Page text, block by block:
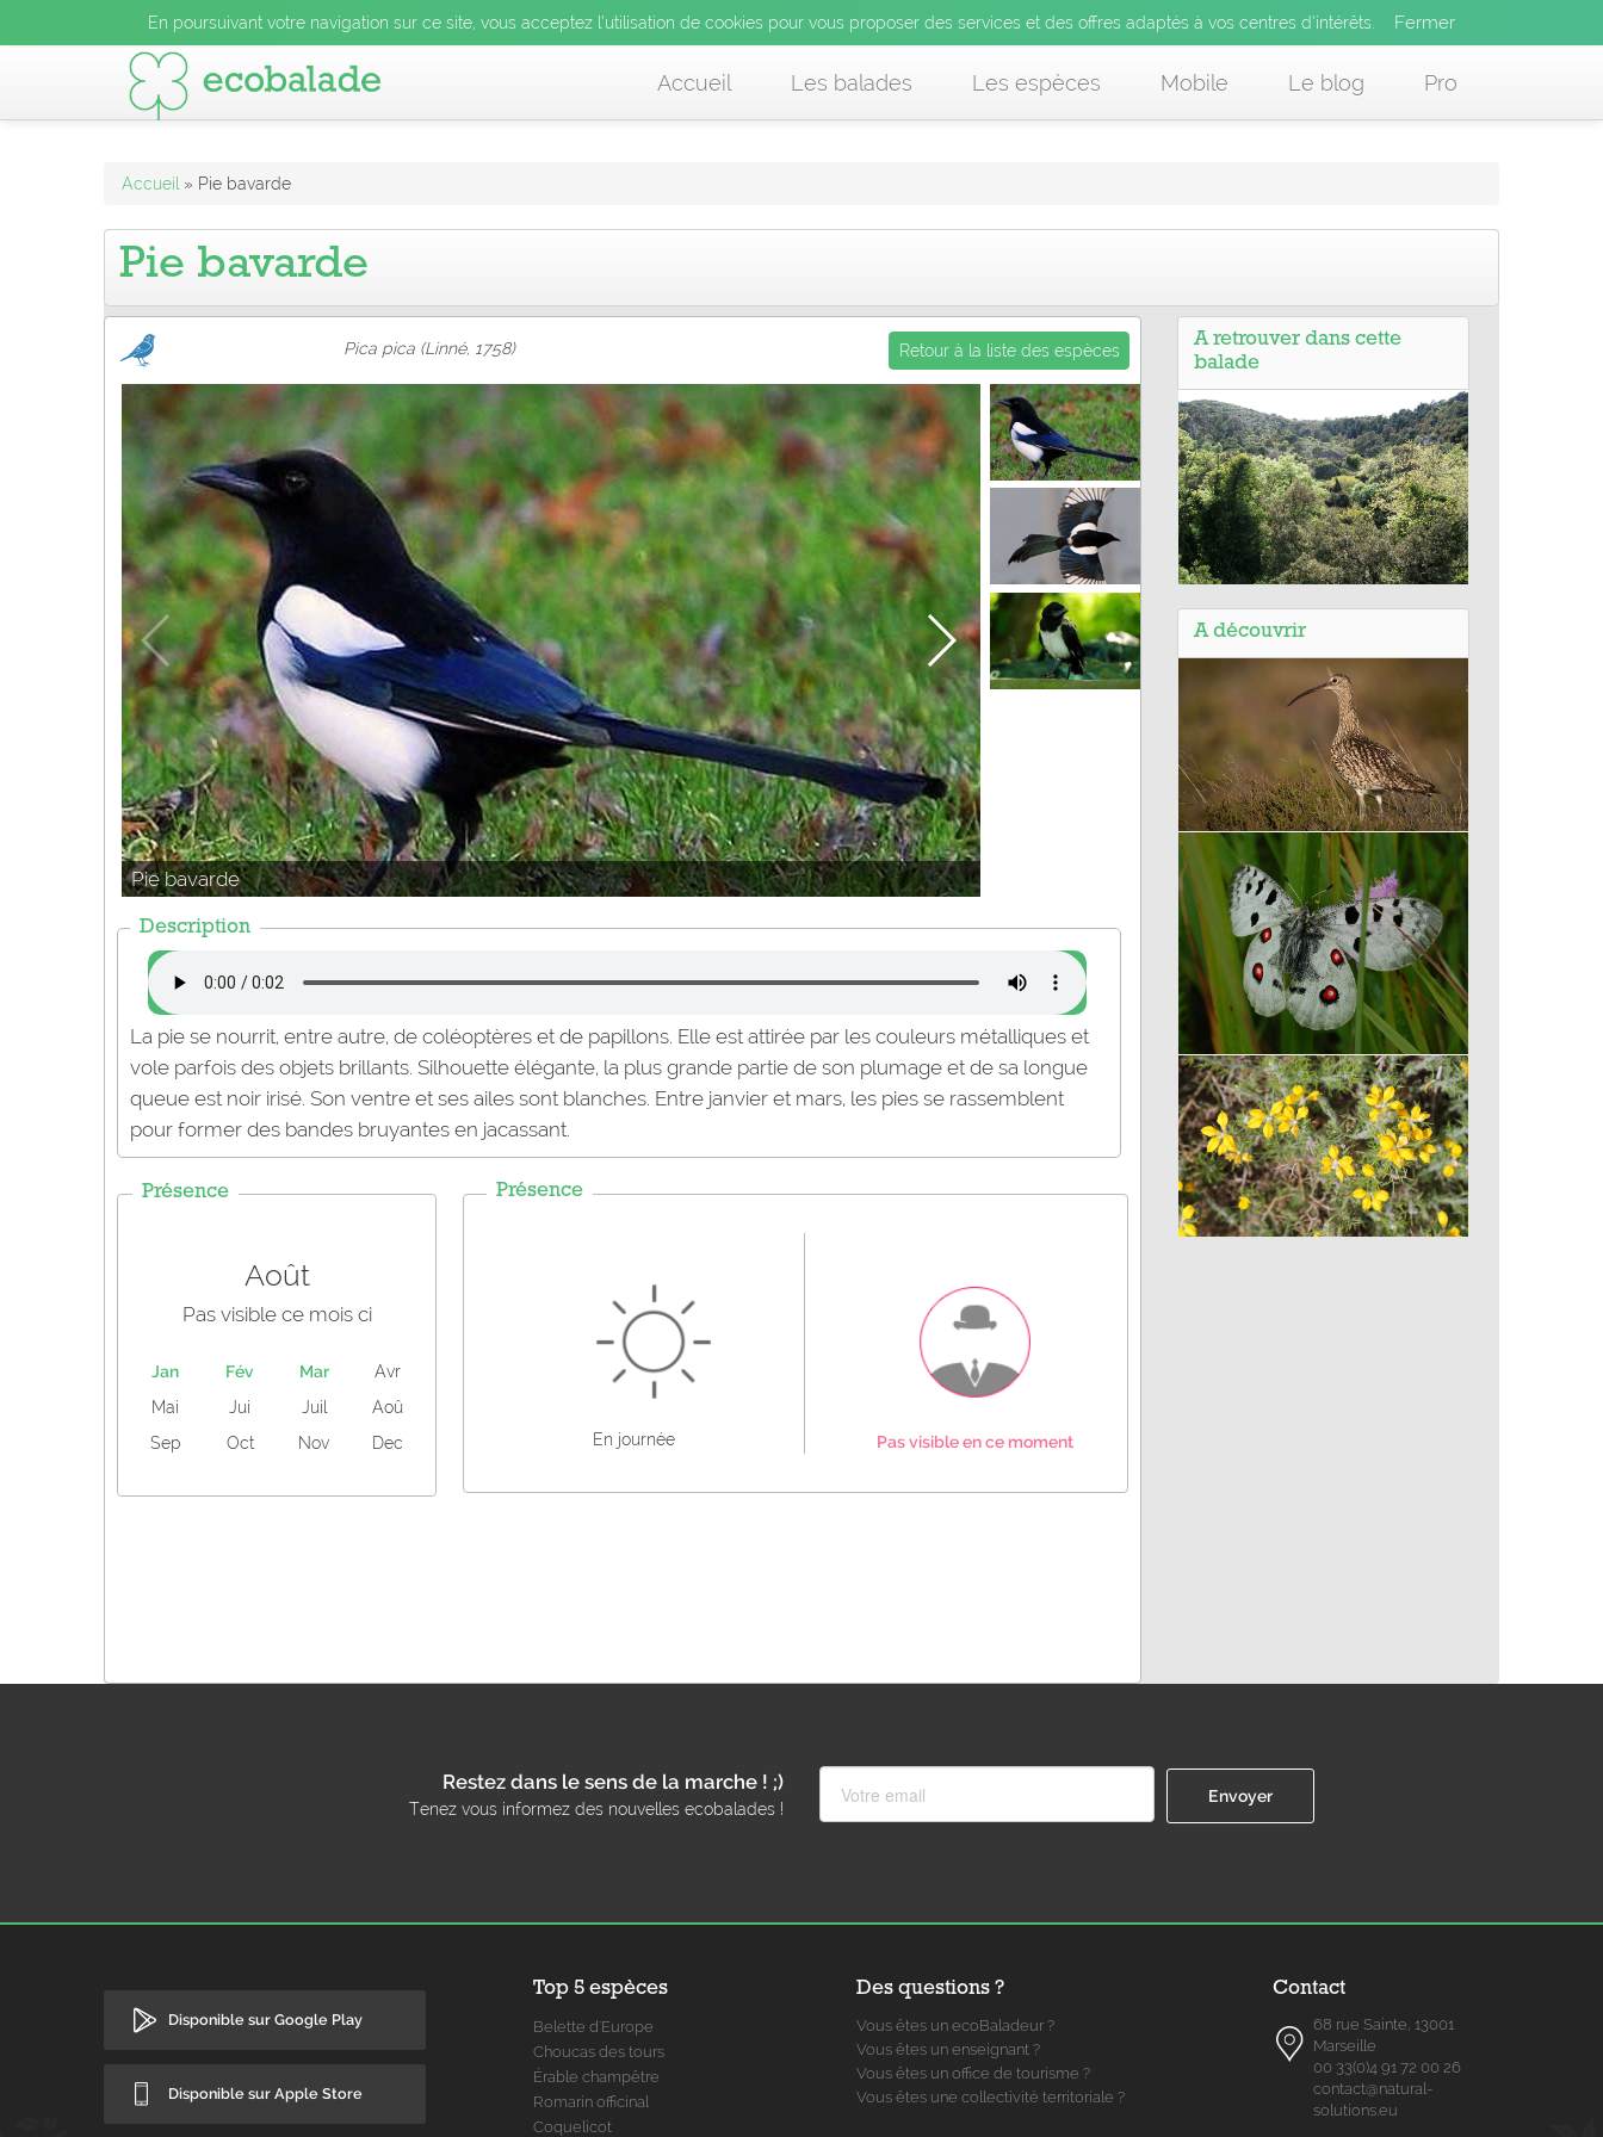
En poursuivant votre navigation sur ce site, vous acceptez l’utilisation de cookies pour vous proposer des services et des offres adaptés à vos centres d’intérêts. x
Accueil Les balades Les espèces Mobile Le blog Pro
En poursuivant votre navigation sur ce site, vous acceptez l’utilisation de cookies pour vous proposer des services et des offres adaptés à vos centres d’intérêts. Fermer
En poursuivant votre navigation sur ce site, vous acceptez l’utilisation de cookies pour vous proposer des services et des offres adaptés à vos centres d’intérêts.
Accueil » Pie bavarde
Pie bavarde
Pica pica (Linné, 1758) Retour à la liste des espèces
Pie bavarde
Description
La pie se nourrit, entre autre, de coléoptères et de papillons. Elle est attirée par les couleurs métalliques et
vole parfois des objets brillants. Silhouette élégante, la plus grande partie de son plumage et de sa longue
queue est noir irisé. Son ventre et ses ailes sont blanches. Entre janvier et mars, les pies se rassemblent
pour former des bandes bruyantes en jacassant.
Présence
Août
Pas visible ce mois ci
Jan Fév Mar
Avr
Mai
Jui Juil
Aoû
Sep
Oct Nov Dec
Présence
En journée Pas visible en ce moment
A retrouver dans cette
balade
Forêt de Janas la Belle Pierre
A découvrir
Courlis cendré
Apollon (papillon)
Restez dans le sens de la marche ! ;)
Tenez vous informez des nouvelles ecobalades !
Disponible sur Google Play
Disponible sur Apple Store
Top 5 espèces
Belette d'Europe
Choucas des tours
Érable champêtre
Romarin officinal
Coquelicot
Des questions ?
Vous êtes un ecoBaladeur ?
Vous êtes un enseignant ?
Vous êtes un office de tourisme ?
Vous êtes une collectivité territoriale ?
Contact
68 rue Sainte, 13001
Marseille
00 33(0)4 91 72 00 26
contact@natural-
solutions.eu